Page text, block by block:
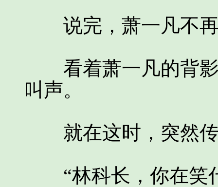
说完，萧一凡不再
看着萧一凡的背影
叫声。
就在这时，突然传
“林科长，你在笑